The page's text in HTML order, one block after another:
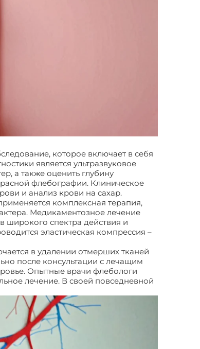
которое включает в себя
является ультразвуковое
а также оценить глубину
флебографии. Клиническое
и анализ крови на сахар.
комплексная терапия,
Медикаментозное лечение
широкого спектра действия и
эластическая компрессия –
в удалении отмерших тканей
после консультации с лечащим
Опытные врачи флебологи
лечение. В своей повседневной